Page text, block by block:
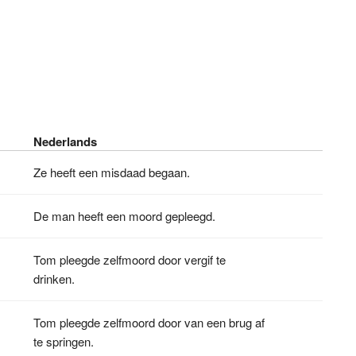
Nederlands
Ze heeft een misdaad begaan.
De man heeft een moord gepleegd.
Tom pleegde zelfmoord door vergif te
drinken.
Tom pleegde zelfmoord door van een brug af
te springen.